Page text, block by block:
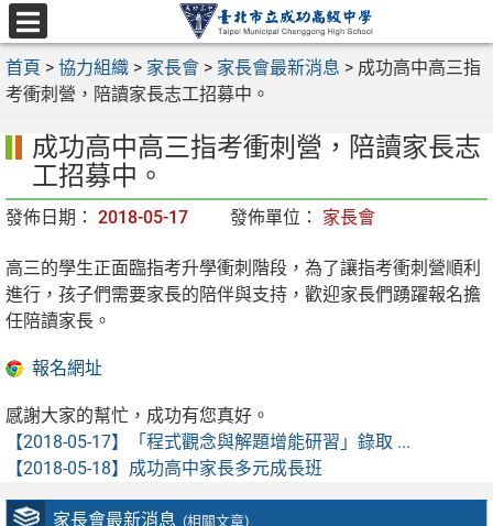
跳
至
主
要
選
單
首頁 > 協力組織 > 家長會 > 家長會最新消息 > 成功高中高三指
考衝刺營，陪讀家長志工招募中。
家長會最新消息 (相關文章)
成功高中高三指考衝刺營，陪讀家長志
工招募中。
發佈日期： 2018-05-17 發佈單位： 家長會
高三的學生正面臨指考升學衝刺階段，為了讓指考衝刺營順利
進行，孩子們需要家長的陪伴與支持，歡迎家長們踴躍報名擔
任陪讀家長。
報名網址
感謝大家的幫忙，成功有您真好。
【2018-05-17】
「程式觀念與解題增能研習」錄取 ...
【2018-05-18】 成功高中家長多元成長班